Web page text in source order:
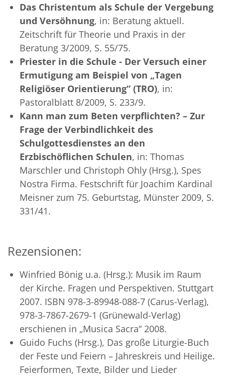
Das Christentum als Schule der Vergebung
und Versöhnung, in: Beratung aktuell.
Zeitschrift für Theorie und Praxis in der
Beratung 3/2009, S. 55/75.
Priester in die Schule - Der Versuch einer
Ermutigung am Beispiel von „Tagen
Religiöser Orientierung“ (TRO), in:
Pastoralblatt 8/2009, S. 233/9.
Kann man zum Beten verpflichten? – Zur
Frage der Verbindlichkeit des
Schulgottesdienstes an den
Erzbischöflichen Schulen, in: Thomas
Marschler und Christoph Ohly (Hrsg.), Spes
Nostra Firma. Festschrift für Joachim Kardinal
Meisner zum 75. Geburtstag, Münster 2009, S.
331/41.
Rezensionen:
Winfried Bönig u.a. (Hrsg.): Musik im Raum
der Kirche. Fragen und Perspektiven. Stuttgart
2007. ISBN 978-3-89948-088-7 (Carus-Verlag),
978-3-7867-2679-1 (Grünewald-Verlag)
erschienen in „Musica Sacra“ 2008.
Guido Fuchs (Hrsg.), Das große Liturgie-Buch
der Feste und Feiern – Jahreskreis und Heilige.
Feierformen, Texte, Bilder und Lieder